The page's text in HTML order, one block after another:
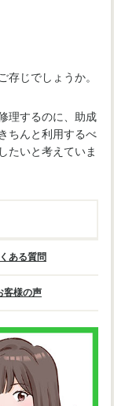
存じでしょうか。
理するのに、助成
ちんと利用するべ
たいと考えていま
ある質問
客様の声